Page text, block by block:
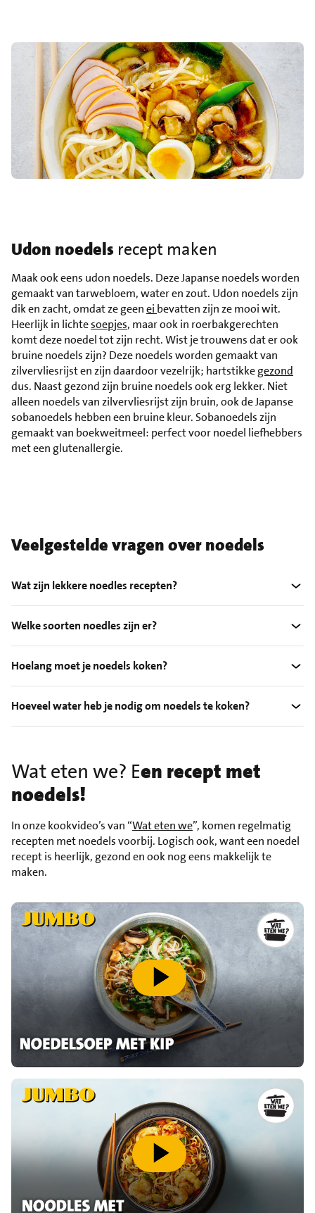
Udon noedels recept maken
Maak ook eens udon noedels. Deze Japanse noedels worden
gemaakt van tarwebloem, water en zout. Udon noedels zijn
dik en zacht, omdat ze geenei bevatten zijn ze mooi wit.
Heerlijk in lichtesoepjes, maar ook in roerbakgerechten
komt deze noedel tot zijn recht. Wist je trouwens dat er ook
bruine noedels zijn? Deze noedels worden gemaakt van
zilvervliesrijst en zijn daardoor vezelrijk; hartstikkegezond
dus. Naast gezond zijn bruine noedels ook erg lekker. Niet
alleen noedels van zilvervliesrijst zijn bruin, ook de Japanse
sobanoedels hebben een bruine kleur. Sobanoedels zijn
gemaakt van boekweitmeel: perfect voor noedel liefhebbers
met een glutenallergie.
Veelgestelde vragen over noedels
Wat zijn lekkere noedles recepten?
Welke soorten noedles zijn er?
Hoelang moet je noedels koken?
Hoeveel water heb je nodig om noedels te koken?
Wat eten we? Een recept met
noedels!
In onze kookvideo’s van “Wat eten we”, komen regelmatig
recepten met noedels voorbij. Logisch ook, want een noedel
recept is heerlijk, gezond en ook nog eens makkelijk te
maken.
speel video af
speel video af